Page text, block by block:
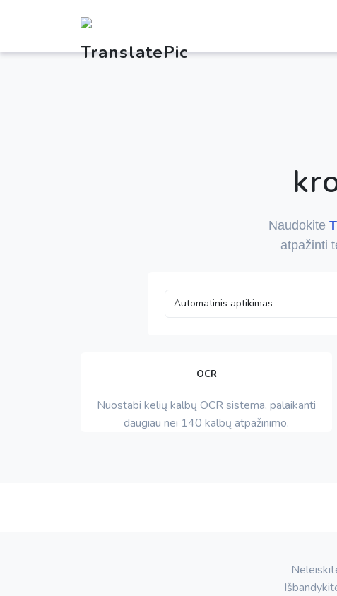
Naudokite
atpažinti
OCR
Nuostabi kelių kalbų OCR sistema, palaikanti
daugiau nei 140 kalbų atpažinimo.